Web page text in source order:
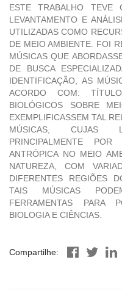
ESTE TRABALHO TEVE
LEVANTAMENTO E
UTILIZADAS COMO
DE MEIO AMBIENTE. FOI
MÚSICAS QUE
DE BUSCA
IDENTIFICAÇÃO, AS
ACORDO COM:
BIOLÓGICOS SOBRE
EXEMPLIFICASSEM TAL
MÚSICAS, CUJAS
PRINCIPALMENTE
ANTRÓPICA NO MEIO
NATUREZA, COM
DIFERENTES REGIÕES
TAIS MÚSICAS
FERRAMENTAS PARA
BIOLOGIA E CIÊNCIAS.
Compartilhe: